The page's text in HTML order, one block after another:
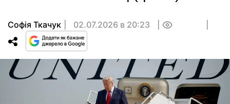
Софія Ткачук 02.07.2026 в 20:23